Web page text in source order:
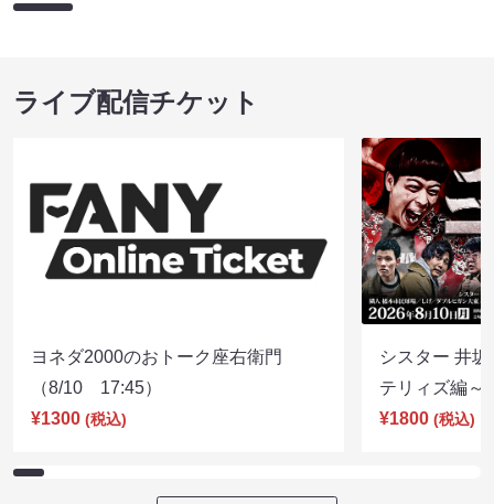
ライブ配信チケット
ヨネダ2000のおトーク座右衛門
（8/10 17:45）
¥1300 (税込)
シスター 井
テリィズ編
¥1800 (税込)